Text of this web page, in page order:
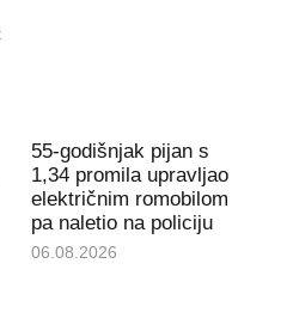
55-godišnjak pijan s
1,34 promila upravljao
električnim romobilom
pa naletio na policiju
06.08.2026